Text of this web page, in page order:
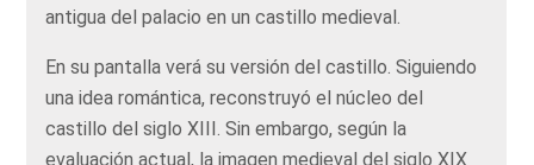
antigua del palacio en un castillo medieval.
En su pantalla verá su versión del castillo. Siguiendo
una idea romántica, reconstruyó el núcleo del
castillo del siglo XIII. Sin embargo, según la
evaluación actual, la imagen medieval del siglo XIX